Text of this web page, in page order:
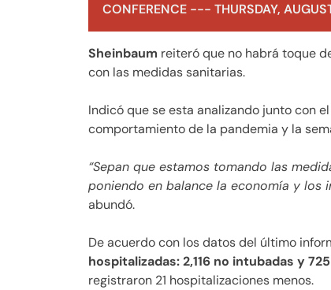
CONFERENCE --- THURSDAY,
Sheinbaum reiteró que no habrá toque
con las medidas sanitarias.
Indicó que se esta analizando junto con
comportamiento de la pandemia y la
“Sepan que estamos tomando las
poniendo en balance la economía y los
abundó.
De acuerdo con los datos del último
hospitalizadas: 2,116 no intubadas y
registraron 21 hospitalizaciones menos.